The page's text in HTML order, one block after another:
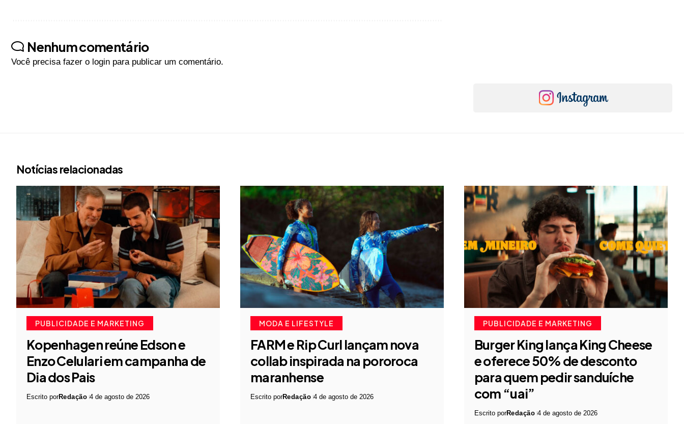
Nenhum comentário
Você precisa fazer o login para publicar um comentário.
Notícias relacionadas
PUBLICIDADE E MARKETING
Kopenhagen reúne Edson e
Enzo Celulari em campanha de
Dia dos Pais
Escrito porRedação 4 de agosto de 2026
MODA E LIFESTYLE
FARM e Rip Curl lançam nova
collab inspirada na pororoca
maranhense
Escrito porRedação 4 de agosto de 2026
PUBLICIDADE E MARKETING
Burger King lança King Cheese
e oferece 50% de desconto
para quem pedir sanduíche
com “uai”
Escrito porRedação 4 de agosto de 2026